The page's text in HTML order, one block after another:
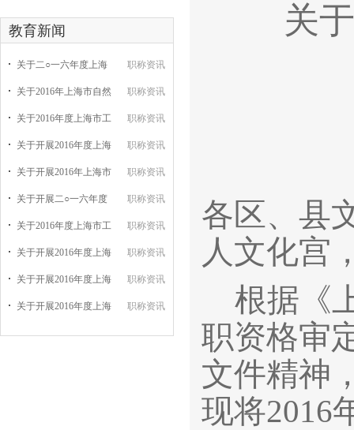
教育新闻
关于二○一六年度上海 职称资讯
关于2016年上海市自然 职称资讯
关于2016年度上海市工 职称资讯
关于开展2016年度上海 职称资讯
关于开展2016年上海市 职称资讯
关于开展二○一六年度 职称资讯
关于2016年度上海市工 职称资讯
关于开展2016年度上海 职称资讯
关于开展2016年度上海 职称资讯
关于开展2016年度上海 职称资讯
关
各区、县
人文化宫
根据《
职资格审
文件精神
现将2016